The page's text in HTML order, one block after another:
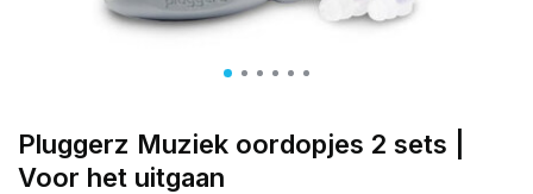
Pluggerz Muziek oordopjes 2 sets |
Voor het uitgaan